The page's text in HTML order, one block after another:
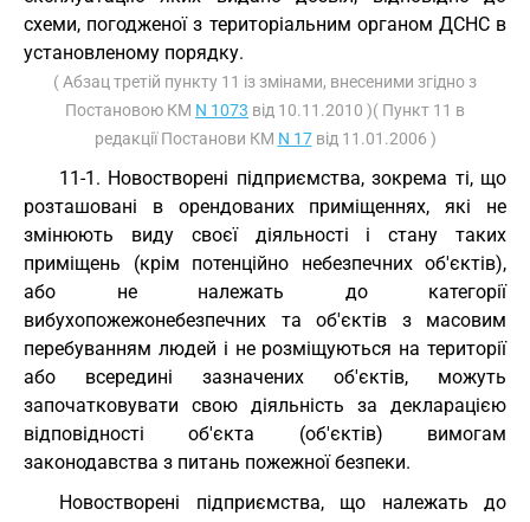
схеми, погодженої з територіальним органом ДСНС в
установленому порядку.
( Абзац третій пункту 11 із змінами, внесеними згідно з
Постановою КМ N 1073 від 10.11.2010 )( Пункт 11 в
редакції Постанови КМ N 17від 11.01.2006 )
11-1. Новостворені підприємства, зокрема ті, що
розташовані в орендованих приміщеннях, які не
змінюють виду своєї діяльності і стану таких
приміщень (крім потенційно небезпечних об'єктів),
або не належать до категорії
вибухопожежонебезпечних та об'єктів з масовим
перебуванням людей і не розміщуються на території
або всередині зазначених об'єктів, можуть
започатковувати свою діяльність за декларацією
відповідності об'єкта (об'єктів) вимогам
законодавства з питань пожежної безпеки.
Новостворені підприємства, що належать до